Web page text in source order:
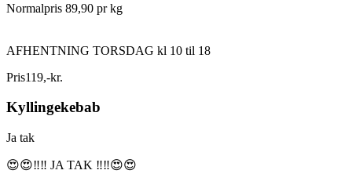
Normalpris 89,90 pr kg
AFHENTNING TORSDAG kl 10 til 18
Pris119,-kr.
Kyllingekebab
Ja tak
😍😍‼️‼️ JA TAK ‼️‼️😍😍